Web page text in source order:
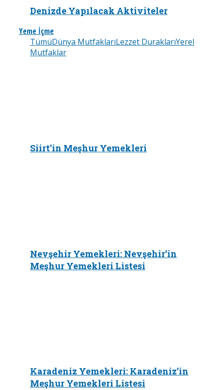
Denizde Yapılacak Aktiviteler
Yeme İçme
TümüDünya MutfaklarıLezzet DuraklarıYerel
Mutfaklar
Siirt’in Meşhur Yemekleri
Nevşehir Yemekleri: Nevşehir’in
Meşhur Yemekleri Listesi
Karadeniz Yemekleri: Karadeniz’in
Meşhur Yemekleri Listesi